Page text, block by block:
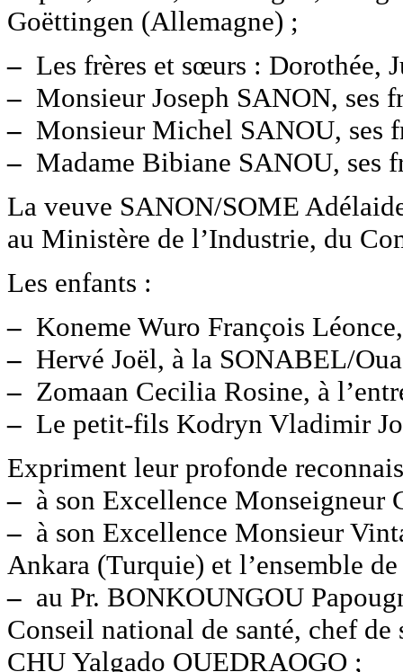
Goëttingen (Allemagne) ;
– Les frères et sœurs : Dorothée,
– Monsieur Joseph SANON, ses
– Monsieur Michel SANOU, ses
– Madame Bibiane SANOU, ses
La veuve SANON/SOME
au Ministère de l’Industrie, du
Les enfants :
– Koneme Wuro François
– Hervé Joël, à la SONABEL/
– Zomaan Cecilia Rosine, à
– Le petit-fils Kodryn Vladimir
Expriment leur profonde
– à son Excellence Monseigneur
– à son Excellence Monsieur
Ankara (Turquie) et l’ensemble
– au Pr. BONKOUNGOU
Conseil national de santé, chef
CHU Yalgado OUEDRAOGO ;